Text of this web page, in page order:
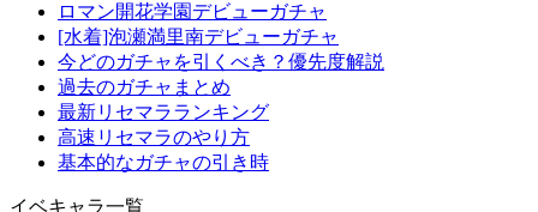
ロマン開花学園デビューガチャ
[水着]泡瀬満里南デビューガチャ
今どのガチャを引くべき？優先度解説
過去のガチャまとめ
最新リセマラランキング
高速リセマラのやり方
基本的なガチャの引き時
イベキャラ一覧